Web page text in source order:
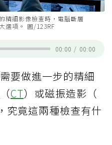
精細影像檢查時，電腦斷層
選項。 圖/123RF
00:00 / 00:00
要做進一步的精細
（CT）或磁振造影（
究竟這兩種檢查有什